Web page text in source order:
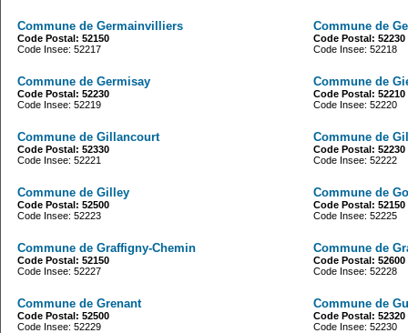
Commune de Germainvilliers
Code Postal: 52150
Code Insee: 52217
Commune de
Code Postal: 52230
Code Insee: 52218
Commune de Germisay
Code Postal: 52230
Code Insee: 52219
Commune de
Code Postal: 52210
Code Insee: 52220
Commune de Gillancourt
Code Postal: 52330
Code Insee: 52221
Commune de
Code Postal: 52230
Code Insee: 52222
Commune de Gilley
Code Postal: 52500
Code Insee: 52223
Commune de
Code Postal: 52150
Code Insee: 52225
Commune de Graffigny-Chemin
Code Postal: 52150
Code Insee: 52227
Commune de
Code Postal: 52600
Code Insee: 52228
Commune de Grenant
Code Postal: 52500
Code Insee: 52229
Commune de
Code Postal: 52320
Code Insee: 52230